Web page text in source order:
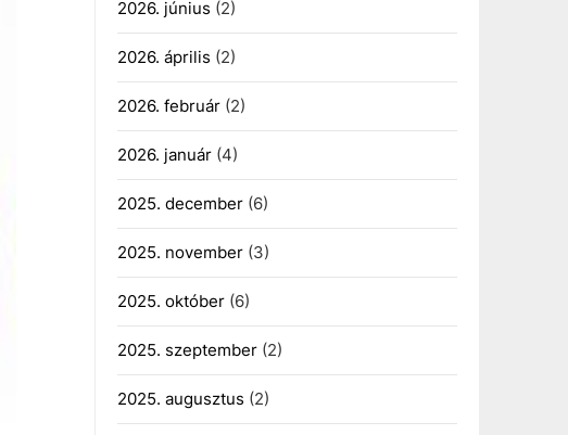
2026. június (2)
2026. április (2)
2026. február(2)
2026. január(4)
2025. december(6)
2025. november(3)
2025. október(6)
2025. szeptember(2)
2025. augusztus (2)